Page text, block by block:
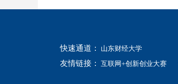
快速通道： 山东财经大学
友情链接： 互联网+创新创业大赛